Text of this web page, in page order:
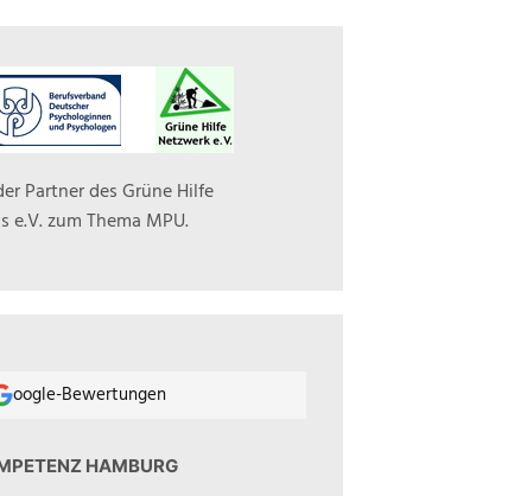
Partner des Grüne Hilfe
e.V. zum Thema MPU.
oogle-Bewertungen
HAMBURG